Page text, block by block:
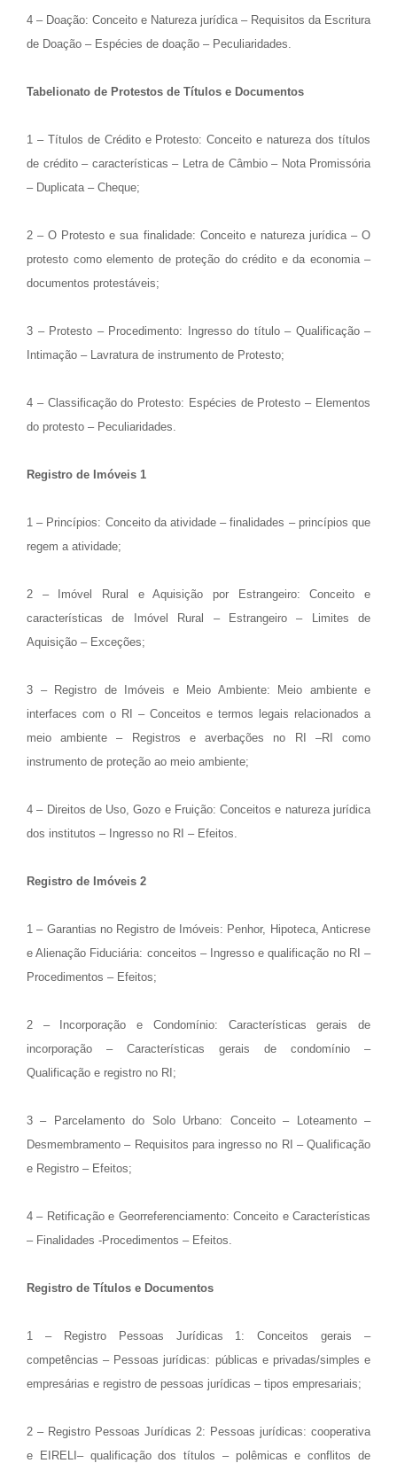
4 – Doação: Conceito e Natureza jurídica – Requisitos da Escritura
de Doação – Espécies de doação – Peculiaridades.
Tabelionato de Protestos de Títulos e Documentos
1 – Títulos de Crédito e Protesto: Conceito e natureza dos títulos
de crédito – características – Letra de Câmbio – Nota Promissória
– Duplicata – Cheque;
2 – O Protesto e sua finalidade: Conceito e natureza jurídica – O
protesto como elemento de proteção do crédito e da economia –
documentos protestáveis;
3 – Protesto – Procedimento: Ingresso do título – Qualificação –
Intimação – Lavratura de instrumento de Protesto;
4 – Classificação do Protesto: Espécies de Protesto – Elementos
do protesto – Peculiaridades.
Registro de Imóveis 1
1 – Princípios: Conceito da atividade – finalidades – princípios que
regem a atividade;
2 – Imóvel Rural e Aquisição por Estrangeiro: Conceito e
características de Imóvel Rural – Estrangeiro – Limites de
Aquisição – Exceções;
3 – Registro de Imóveis e Meio Ambiente: Meio ambiente e
interfaces com o RI – Conceitos e termos legais relacionados a
meio ambiente – Registros e averbações no RI –RI como
instrumento de proteção ao meio ambiente;
4 – Direitos de Uso, Gozo e Fruição: Conceitos e natureza jurídica
dos institutos – Ingresso no RI – Efeitos.
Registro de Imóveis 2
1 – Garantias no Registro de Imóveis: Penhor, Hipoteca, Anticrese
e Alienação Fiduciária: conceitos – Ingresso e qualificação no RI –
Procedimentos – Efeitos;
2 – Incorporação e Condomínio: Características gerais de
incorporação – Características gerais de condomínio –
Qualificação e registro no RI;
3 – Parcelamento do Solo Urbano: Conceito – Loteamento –
Desmembramento – Requisitos para ingresso no RI – Qualificação
e Registro – Efeitos;
4 – Retificação e Georreferenciamento: Conceito e Características
– Finalidades -Procedimentos – Efeitos.
Registro de Títulos e Documentos
1 – Registro Pessoas Jurídicas 1: Conceitos gerais –
competências – Pessoas jurídicas: públicas e privadas/simples e
empresárias e registro de pessoas jurídicas – tipos empresariais;
2 – Registro Pessoas Jurídicas 2: Pessoas jurídicas: cooperativa
e EIRELI– qualificação dos títulos – polêmicas e conflitos de